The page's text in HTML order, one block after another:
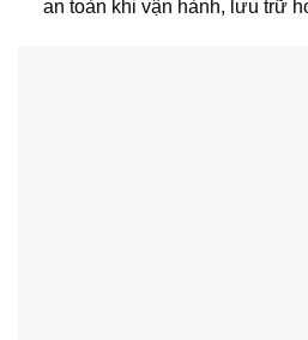
an toàn khi vận hành, lưu trữ